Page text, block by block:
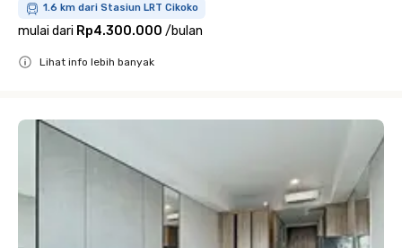
1.6 km dari Stasiun LRT Cikoko
mulai dari Rp4.300.000 /bulan
Lihat info lebih banyak